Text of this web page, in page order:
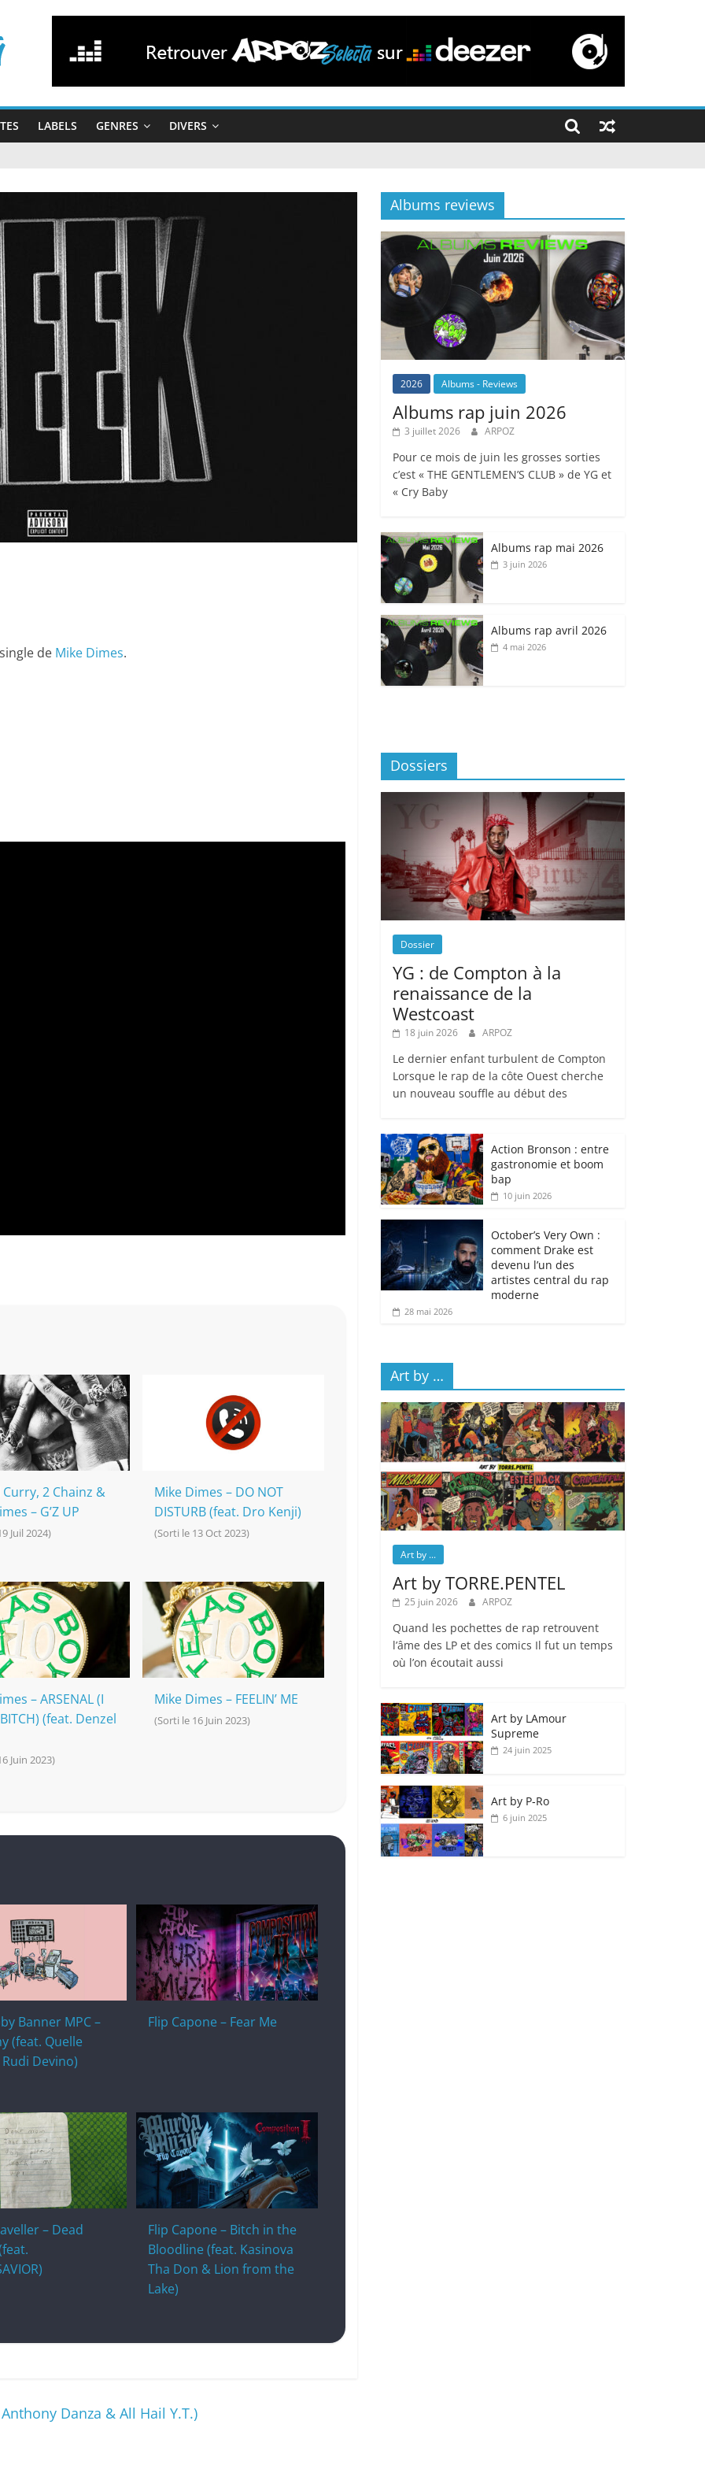
LABELS GENRES DIVERS
de Mike Dimes.
2 Chainz &
– G’Z UP
Juil 2024)
Mike Dimes – DO NOT
DISTURB (feat. Dro Kenji)
(Sorti le 13 Oct 2023)
– ARSENAL (I
(feat. Denzel
Juin 2023)
Mike Dimes – FEELIN’ ME
(Sorti le 16 Juin 2023)
Banner MPC –
(feat. Quelle
Devino)
Flip Capone – Fear Me
– Dead
Flip Capone – Bitch in the
Bloodline (feat. Kasinova
Tha Don & Lion from the
Lake)
Danza & All Hail Y.T.)
Albums reviews
2026 Albums - Reviews
Albums rap juin 2026
3 juillet 2026 ARPOZ
Pour ce mois de juin les grosses sorties
c’est « THE GENTLEMEN’S CLUB » de YG et
« Cry Baby
Albums rap mai 2026
3 juin 2026
Albums rap avril 2026
4 mai 2026
Dossiers
Dossier
YG : de Compton à la
renaissance de la
Westcoast
18 juin 2026 ARPOZ
Le dernier enfant turbulent de Compton
Lorsque le rap de la côte Ouest cherche
un nouveau souffle au début des
Action Bronson : entre
gastronomie et boom
bap
10 juin 2026
October’s Very Own :
comment Drake est
devenu l’un des
artistes central du rap
moderne
28 mai 2026
Art by …
Art by ...
Art by TORRE.PENTEL
25 juin 2026 ARPOZ
Quand les pochettes de rap retrouvent
l’âme des LP et des comics Il fut un temps
où l’on écoutait aussi
Art by LAmour
Supreme
24 juin 2025
Art by P‑Ro
6 juin 2025